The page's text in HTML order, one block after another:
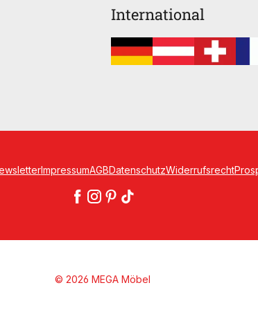
International
ImpressumAGBDatenschutzWiderrufsrecht
© 2026 MEGA Möbel